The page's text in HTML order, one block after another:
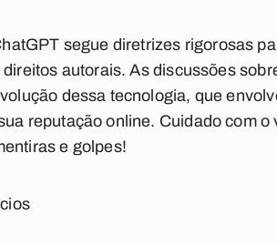
segue diretrizes rigorosas
autorais. As discussões
dessa tecnologia, que
reputação online. Cuidado com o
e golpes!